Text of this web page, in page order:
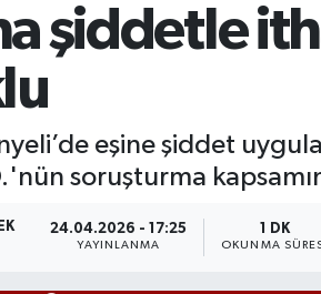
şiddetle
eşine şiddet
soruşturma
24.04.2026 - 17:25
YAYINLANMA
1 DK
OKUNMA